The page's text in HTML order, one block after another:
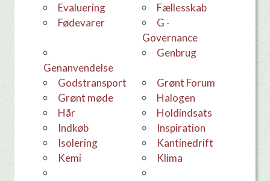
evaluering
Fællesskab
Fødevarer
G -
Governance
Genanvendelse
Genbrug
godstransport
Grønt Forum
grønt møde
Halogen
hår
holdindsats
Indkøb
Inspiration
Isolering
Kantinedrift
kemi
Klima